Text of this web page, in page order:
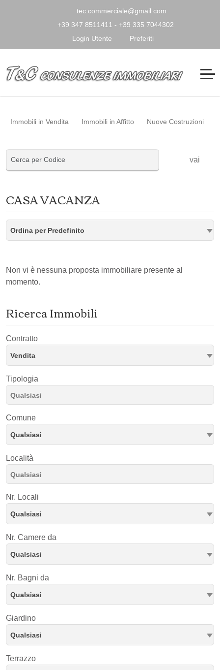
tec.commerciale@gmail.com
+39 347 8511411 - +39 335 7044302
Login Utente
Preferiti
Immobili in Vendita Immobili in Affitto Nuove Costruzioni
vai
CASA VACANZA
Ordina per Predefinito
Non vi è nessuna proposta immobiliare presente al
momento.
Ricerca Immobili
Contratto
Vendita
Tipologia
Comune
Qualsiasi
Località
Nr. Locali
Qualsiasi
Nr. Camere da
Qualsiasi
Nr. Bagni da
Qualsiasi
Giardino
Qualsiasi
Terrazzo